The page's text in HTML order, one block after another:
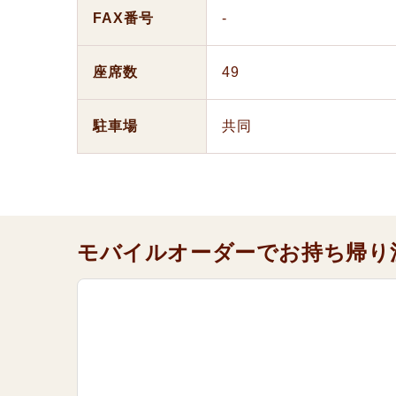
FAX番号 -
座席数 49
駐車場 共同
モバイルオーダーでお持ち帰り